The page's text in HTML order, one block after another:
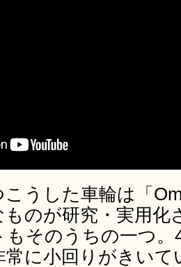
うした車輪は「
ものが研究・実用
もそのうちの一つ
常に小回りがきいて